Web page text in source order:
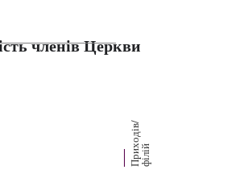
членів Церкви
П
р
их
о
д
і
в
/
ф
і
л
ій